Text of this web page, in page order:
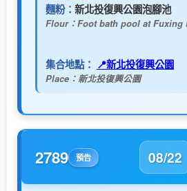
麵粉： 新北投復興公園泡腳池
Flour：Foot bath pool at Fuxing
集合地點： 📍新北投復興公園
Place：新北投復興公園
2789 預告 08/22